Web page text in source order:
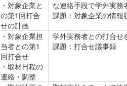
・対象企業と
の第1回打合
せの計画
な連絡手段で学外実
課題：対象企業の情報
・対象企業担
当者との第1
回打合せ
・取材日程の
連絡・調整
学外実務者との打合せ
課題：打合せ議事録